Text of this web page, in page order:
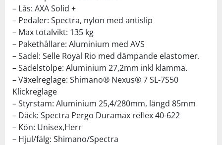
– Lås: AXA Solid +
– Pedaler: Spectra, nylon med antislip
– Max totalvikt: 135 kg
– Pakethållare: Aluminium med AVS
– Sadel: Selle Royal Rio med dämpande elastomer.
– Sadelstolpe: Aluminium 27,2mm inkl klamma.
– Växelreglage: Shimano® Nexus® 7 SL-7S50
Klickreglage
– Styrstam: Aluminium 25,4/280mm, längd 85mm
– Däck: Spectra Pergo Duramax reflex 40-622
– Kön: Unisex,Herr
– Hjul/fälg: Shimano/Spectra